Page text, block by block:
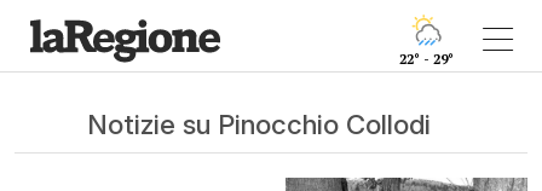
22° - 29°
Notizie su Pinocchio Collodi